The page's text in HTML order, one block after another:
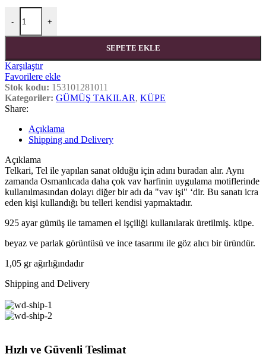
- +
SEPETE EKLE
Karşılaştır
Favorilere ekle
Stok kodu: 153101281011
Kategoriler: GÜMÜŞ TAKILAR, KÜPE
Share:
Açıklama
Shipping and Delivery
Açıklama
Telkari, Tel ile yapılan sanat olduğu için adını buradan alır. Aynı
zamanda Osmanlıcada daha çok vav harfinin uygulama motiflerinde
kullanılmasından dolayı diğer bir adı da "vav işi" ‘dir. Bu sanatı icra
eden kişi kullandığı bu telleri kendisi yapmaktadır.
925 ayar gümüş ile tamamen el işçiliği kullanılarak üretilmiş. küpe.
beyaz ve parlak görüntüsü ve ince tasarımı ile göz alıcı bir üründür.
1,05 gr ağırlığındadır
Shipping and Delivery
Hızlı ve Güvenli Teslimat